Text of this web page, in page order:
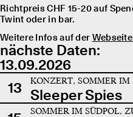
Richtpreis CHF 15-20 auf
Twint oder in bar.
Weitere Infos auf der
nächste Daten:
13.09.2026
13
KONZERT, SOMMER IM
Sleeper Spies
SOMMER IM SÜDPOL,